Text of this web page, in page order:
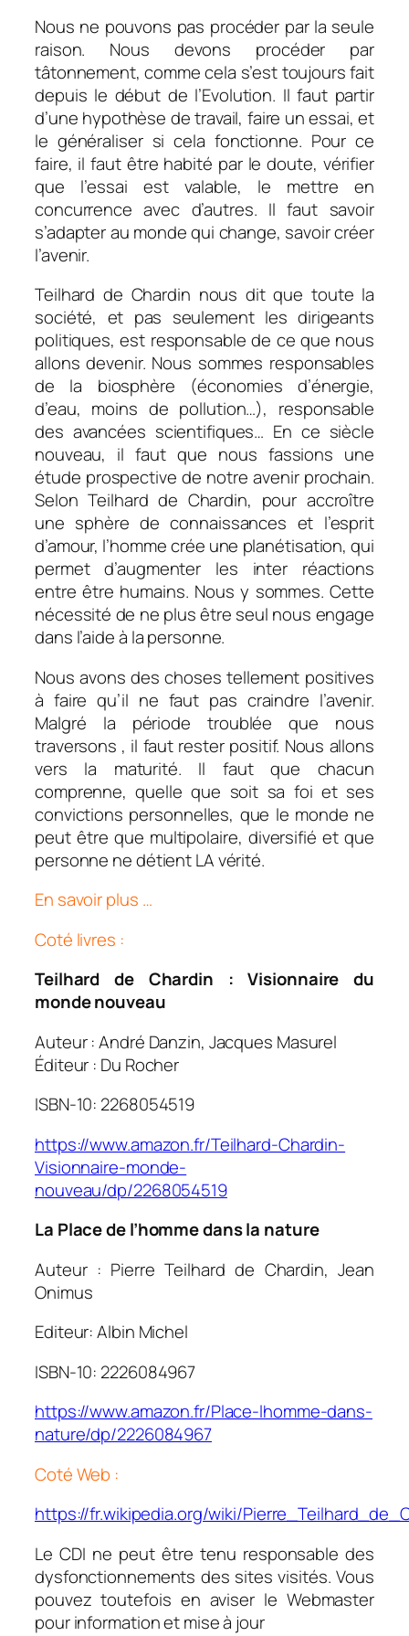
Nous ne pouvons pas procéder par la seule
raison. Nous devons procéder par
tâtonnement, comme cela s’est toujours fait
depuis le début de l’Evolution. Il faut partir
d’une hypothèse de travail, faire un essai, et
le généraliser si cela fonctionne. Pour ce
faire, il faut être habité par le doute, vérifier
que l’essai est valable, le mettre en
concurrence avec d’autres. Il faut savoir
s’adapter au monde qui change, savoir créer
l’avenir.
Teilhard de Chardin nous dit que toute la
société, et pas seulement les dirigeants
politiques, est responsable de ce que nous
allons devenir. Nous sommes responsables
de la biosphère (économies d’énergie,
d’eau, moins de pollution…), responsable
des avancées scientifiques… En ce siècle
nouveau, il faut que nous fassions une
étude prospective de notre avenir prochain.
Selon Teilhard de Chardin, pour accroître
une sphère de connaissances et l’esprit
d’amour, l’homme crée une planétisation, qui
permet d’augmenter les inter réactions
entre être humains. Nous y sommes. Cette
nécessité de ne plus être seul nous engage
dans l’aide à la personne.
Nous avons des choses tellement positives
à faire qu’il ne faut pas craindre l’avenir.
Malgré la période troublée que nous
traversons , il faut rester positif. Nous allons
vers la maturité. Il faut que chacun
comprenne, quelle que soit sa foi et ses
convictions personnelles, que le monde ne
peut être que multipolaire, diversifié et que
personne ne détient LA vérité.
En savoir plus …
Coté livres :
Teilhard de Chardin : Visionnaire du
monde nouveau
Auteur : André Danzin, Jacques Masurel
Éditeur : Du Rocher
ISBN-10: 2268054519
https://www.amazon.fr/Teilhard-Chardin-
Visionnaire-monde-
nouveau/dp/2268054519
La Place de l’homme dans la nature
Auteur : Pierre Teilhard de Chardin, Jean
Onimus
Editeur: Albin Michel
ISBN-10: 2226084967
https://www.amazon.fr/Place-lhomme-dans-
nature/dp/2226084967
Coté Web :
https://fr.wikipedia.org/wiki/
Le CDI ne peut être tenu responsable des
dysfonctionnements des sites visités. Vous
pouvez toutefois en aviser le Webmaster
pour information et mise à jour